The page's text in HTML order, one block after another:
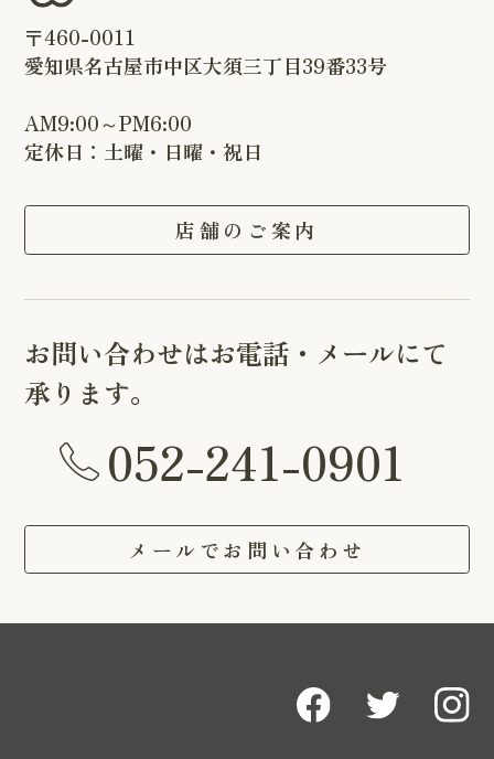
〒460-0011
愛知県名古屋市中区大須三丁目39番33号
AM9:00～PM6:00
定休日：土曜・日曜・祝日
店舗のご案内
お問い合わせはお電話・メールにて
承ります。
052-241-0901
メールでお問い合わせ